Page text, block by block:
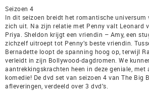
Seizoen 4
In dit seizoen breidt het romantische universum
zich uit. Na zijn relatie met Penny valt Leonard
Priya. Sheldon krijgt een vriendin – Amy, een
zichzelf uitroept tot Penny’s beste vriendin.
Bernadette loopt de spanning hoog op, terwijl
verleidt in zijn Bollywood-dagdromen. We
aantrekkingskrachten heen in deze geniale, met
komedie! De dvd set van seizoen 4 van The Big
afleveringen, verdeeld over 3 dvd’s.